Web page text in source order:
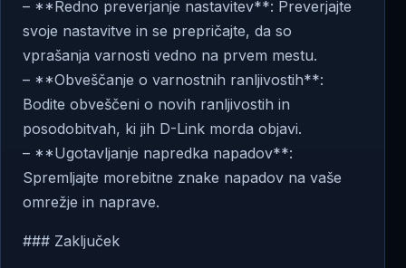
– **Redno preverjanje nastavitev**: Preverjajte
svoje nastavitve in se prepričajte, da so
vprašanja varnosti vedno na prvem mestu.
– **Obveščanje o varnostnih ranljivostih**:
Bodite obveščeni o novih ranljivostih in
posodobitvah, ki jih D-Link morda objavi.
– **Ugotavljanje napredka napadov**:
Spremljajte morebitne znake napadov na vaše
omrežje in naprave.
### Zaključek